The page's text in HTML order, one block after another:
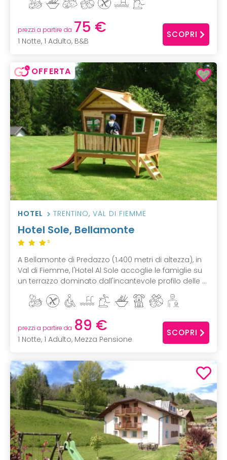
prezzi a partire da 75 €
1 Notte, 1 Adulto, B&B
SCOPRI
OFFERTA
HOTEL TRENTINO, VAL DI FIEMME
Hotel Sole, Bellamonte
S
A Bellamonte di Predazzo (1.400 metri di altezza), in
Val di Fiemme, l'Hotel Al Sole accoglie le famiglie su
un terrazzo dominato dall'incantevole profilo delle ...
prezzi a partire da 89 €
1 Notte, 1 Adulto, Mezza Pensione
SCOPRI